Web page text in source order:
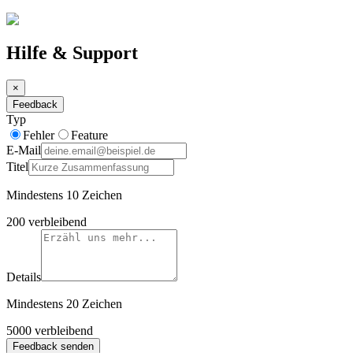
Hilfe & Support
×
Feedback
Typ
Fehler
Feature
E-Mail
Titel
Mindestens 10 Zeichen
200 verbleibend
Details
Mindestens 20 Zeichen
5000 verbleibend
Feedback senden